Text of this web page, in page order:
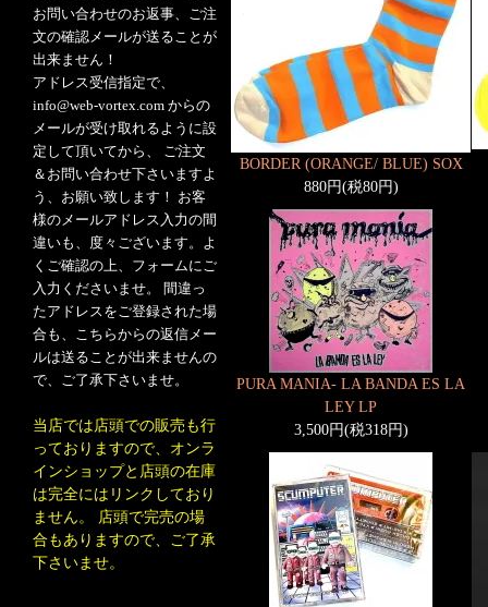
お問い合わせのお返事、ご注
文の確認メールが送ることが
出来ません！
アドレス受信指定で、
info@web-vortex.com からの
メールが受け取れるように設
定して頂いてから、 ご注文
＆お問い合わせ下さいますよ
う、お願い致します！ お客
様のメールアドレス入力の間
違いも、度々ございます。よ
くご確認の上、フォームにご
入力くださいませ。 間違っ
たアドレスをご登録された場
合も、こちらからの返信メー
ルは送ることが出来ませんの
で、ご了承下さいませ。
当店では店頭での販売も行
っておりますので、オンラ
インショップと店頭の在庫
は完全にはリンクしており
ません。 店頭で完売の場
合もありますので、ご了承
下さいませ。
BORDER (ORANGE/ BLUE) SOX
880円(税80円)
PURA MANIA- LA BANDA ES LA
LEY LP
3,500円(税318円)